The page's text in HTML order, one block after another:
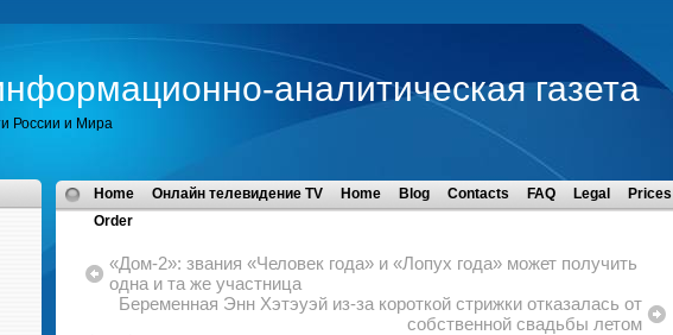
аналитическая газета
России и Мира
Home Онлайн телевидение TV Home Blog Contacts FAQ Legal
Prices
Order
«Дом-2»: звания «Человек года» и «Лопух года» может получить
одна и та же участница
Беременная Энн Хэтэуэй из-за короткой стрижки отказалась от
собственной свадьбы летом